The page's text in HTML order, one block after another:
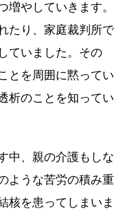
増やしていきます。
たり、家庭裁判所で
ていました。その
とを周囲に黙ってい
析のことを知ってい
中、親の介護もしな
ような苦労の積み重
核を患ってしまいま